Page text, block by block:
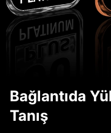
Bağlantıda
Tanış